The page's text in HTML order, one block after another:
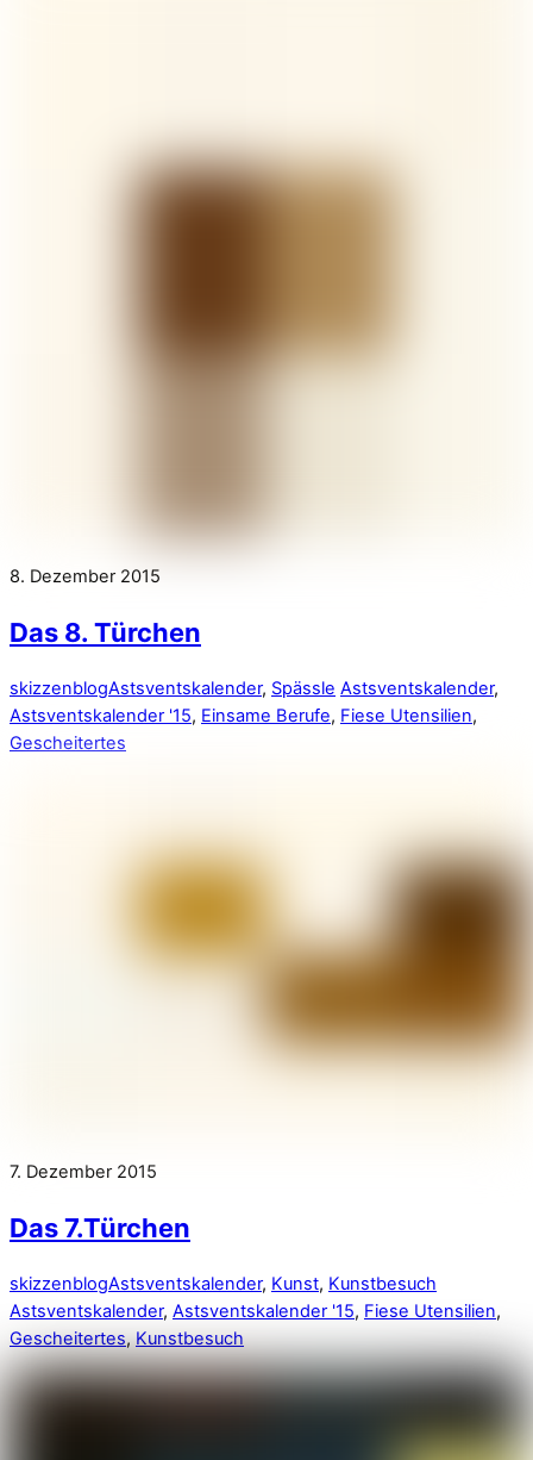
8. Dezember 2015
Das 8. Türchen
skizzenblogAstsventskalender, Spässle Astsventskalender,
Astsventskalender '15, Einsame Berufe, Fiese Utensilien,
Gescheitertes
7. Dezember 2015
Das 7.Türchen
skizzenblogAstsventskalender, Kunst, Kunstbesuch
Astsventskalender, Astsventskalender '15, Fiese Utensilien,
Gescheitertes, Kunstbesuch